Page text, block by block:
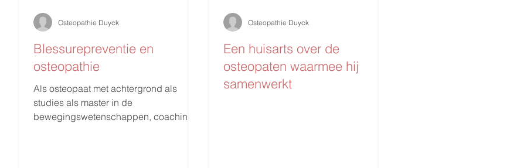
Blessurepreventie en
osteopathie
Als osteopaat met achtergrond als
studies als master in de
bewegingswetenschappen, coaching
Osteopathie Duyck
Een huisarts over de
osteopaten waarmee hij
samenwerkt
Osteopathie Duyck